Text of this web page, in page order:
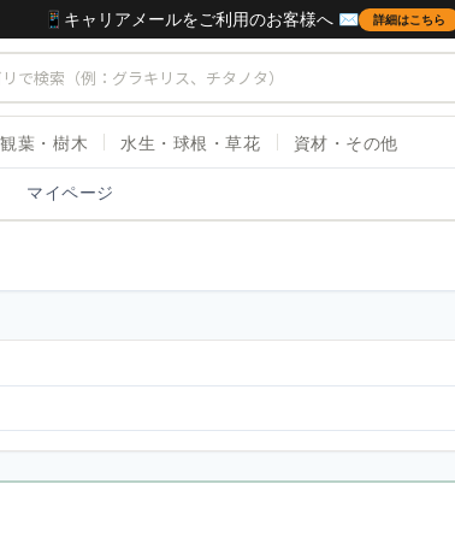
📱キャリアメールをご利用のお客様へ ✉️ 詳細はこちら
観葉・樹木 水生・球根・草花 資材・その他
マイページ